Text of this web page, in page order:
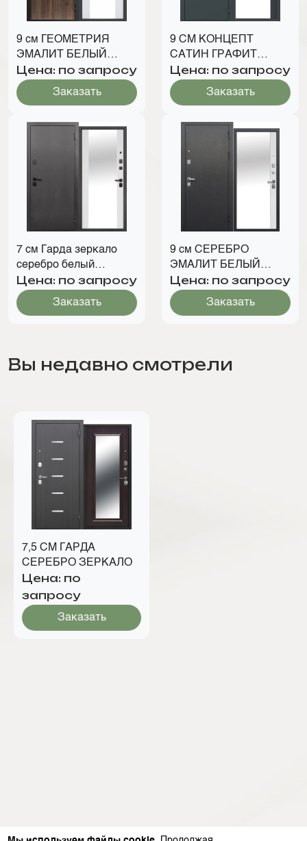
9 см ГЕОМЕТРИЯ
ЭМАЛИТ БЕЛЫЙ
ЗЕРКАЛО
Цена: по запросу
Заказать
9 СМ КОНЦЕПТ
САТИН ГРАФИТ
ЗЕРКАЛО
Цена: по запросу
Заказать
7 см Гарда зеркало
серебро белый
матовый
Цена: по запросу
Заказать
9 см СЕРЕБРО
ЭМАЛИТ БЕЛЫЙ
ЗЕРКАЛО
Цена: по запросу
Заказать
Вы недавно смотрели
7,5 СМ ГАРДА
СЕРЕБРО ЗЕРКАЛО
Цена: по
запросу
Заказать